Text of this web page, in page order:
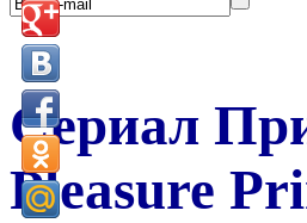
Сериал
Pleasure